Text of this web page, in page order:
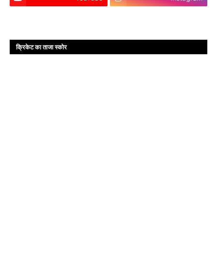
क्रिकेट का ताजा स्कोर